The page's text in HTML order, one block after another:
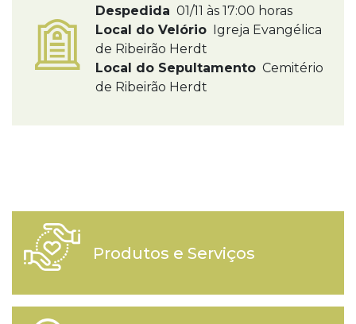
Despedida 01/11 às 17:00 horas
Local do Velório Igreja Evangélica
de Ribeirão Herdt
Local do Sepultamento Cemitério
de Ribeirão Herdt
Produtos e Serviços